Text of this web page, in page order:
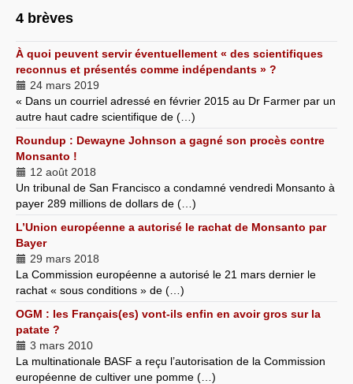
4 brèves
À quoi peuvent servir éventuellement « des scientifiques
reconnus et présentés comme indépendants » ?
24 mars 2019
« Dans un courriel adressé en février 2015 au Dr Farmer par un
autre haut cadre scientifique de (…)
Roundup : Dewayne Johnson a gagné son procès contre
Monsanto !
12 août 2018
Un tribunal de San Francisco a condamné vendredi Monsanto à
payer 289 millions de dollars de (…)
L’Union européenne a autorisé le rachat de Monsanto par
Bayer
29 mars 2018
La Commission européenne a autorisé le 21 mars dernier le
rachat « sous conditions » de (…)
OGM : les Français(es) vont-ils enfin en avoir gros sur la
patate ?
3 mars 2010
La multinationale BASF a reçu l’autorisation de la Commission
européenne de cultiver une pomme (…)